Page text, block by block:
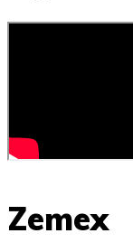
Zemex